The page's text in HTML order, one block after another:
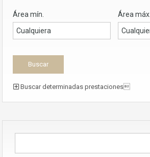
Área mín. Área máx.
Buscar determinadas prestaciones